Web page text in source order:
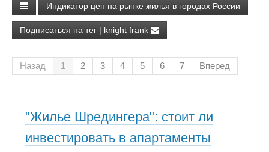
Индикатор цен на рынке жилья в городах России
Подписаться на тег | knight frank
Назад 1 2 3 4 5 6 7 Вперед
"Жилье Шредингера": стоит ли
инвестировать в апартаменты